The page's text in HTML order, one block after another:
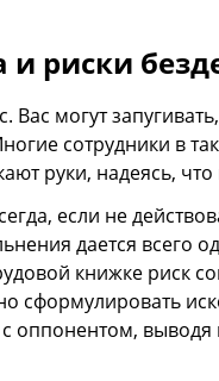
риски
Вас могут
сотрудники в
руки, надеясь, что
если не
дается всего
книжке риск
сформулировать
выводя